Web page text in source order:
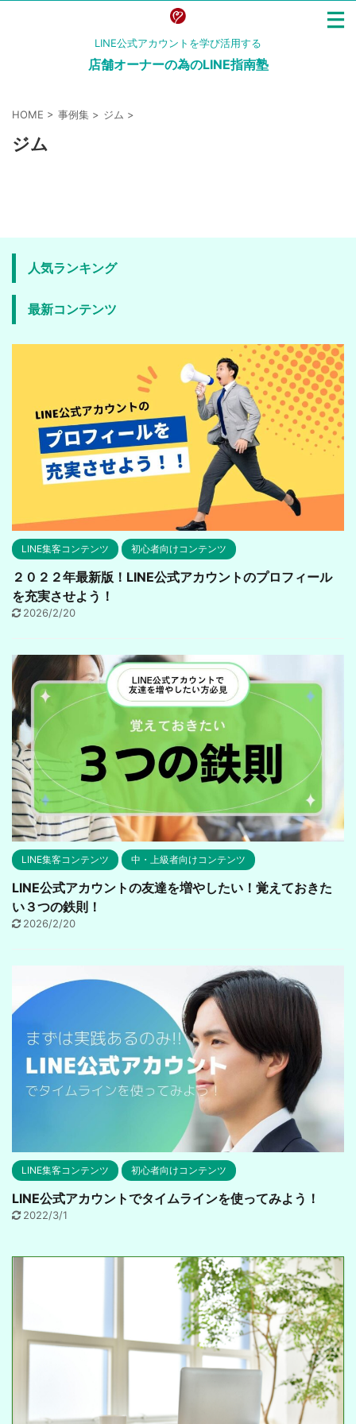
LINE公式アカウントを学び活用する
店舗オーナーの為のLINE指南塾
HOME > 事例集 > ジム >
ジム
人気ランキング
最新コンテンツ
LINE集客コンテンツ 初心者向けコンテンツ
２０２２年最新版！LINE公式アカウントのプロフィール
を充実させよう！
2026/2/20
LINE集客コンテンツ 中・上級者向けコンテンツ
LINE公式アカウントの友達を増やしたい！覚えておきた
い３つの鉄則！
2026/2/20
LINE集客コンテンツ 初心者向けコンテンツ
LINE公式アカウントでタイムラインを使ってみよう！
2022/3/1